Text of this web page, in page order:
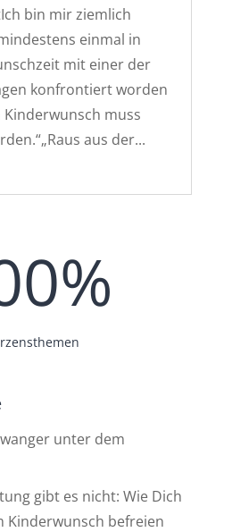
bin mir ziemlich
einmal in
mit einer der
konfrontiert worden
Kinderwunsch muss
aus der...
%
unter dem
gibt es nicht: Wie Dich
Kinderwunsch befreien